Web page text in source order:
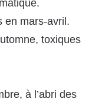
en mars-avril.
toxiques
à l’abri des